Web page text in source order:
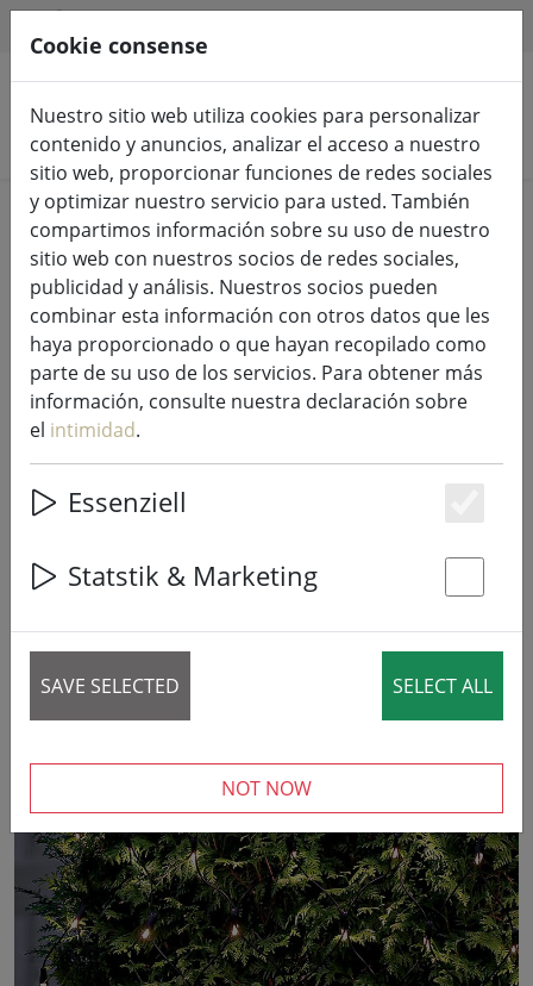
Buscar productos
Home
Luces de hadas e iluminación
Luces de hadas
Sirius Tech-Line red de luz set de
inicio 90 LED blanco cálido exterior
1,2 x 1,2 m 230V negro
Cookie consense
Nuestro sitio web utiliza cookies para personalizar
contenido y anuncios, analizar el acceso a nuestro
sitio web, proporcionar funciones de redes sociales
y optimizar nuestro servicio para usted. También
compartimos información sobre su uso de nuestro
sitio web con nuestros socios de redes sociales,
publicidad y análisis. Nuestros socios pueden
combinar esta información con otros datos que les
haya proporcionado o que hayan recopilado como
parte de su uso de los servicios. Para obtener más
información, consulte nuestra declaración sobre
el intimidad.
Essenziell
Statstik & Marketing
SAVE SELECTED SELECT ALL
NOT NOW